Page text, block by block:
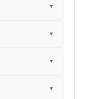
▼
▼
▼
▼